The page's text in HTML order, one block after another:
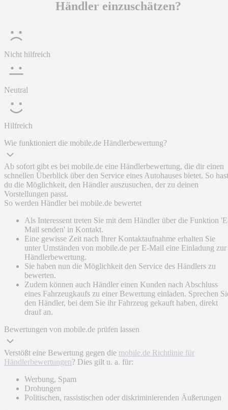
Händler einzuschätzen?
Nicht hilfreich
Neutral
Hilfreich
Wie funktioniert die mobile.de Händlerbewertung?
Ab sofort gibt es bei mobile.de eine Händlerbewertung, die dir einen
schnellen Überblick über den Service eines Autohauses bietet. So hast
du die Möglichkeit, den Händler auszusuchen, der zu deinen
Vorstellungen passt.
So werden Händler bei mobile.de bewertet
Als Interessent treten Sie mit dem Händler über die Funktion
Mail senden' in Kontakt.
Eine gewisse Zeit nach Ihrer Kontaktaufnahme erhalten Sie
unter Umständen von mobile.de per E-Mail eine Einladung zur
Händlerbewertung.
Sie haben nun die Möglichkeit den Service des Händlers zu
bewerten.
Zudem können auch Händler einen Kunden nach Abschluss
eines Fahrzeugkaufs zu einer Bewertung einladen. Sprechen
den Händler, bei dem Sie ihr Fahrzeug gekauft haben, direkt
drauf an.
Bewertungen von mobile.de prüfen lassen
Verstößt eine Bewertung gegen die mobile.de Richtlinie für
Händlerbewertungen? Dies gilt u. a. für:
Werbung, Spam
Drohungen
Politischen, rassistischen oder diskriminierenden Äußerungen